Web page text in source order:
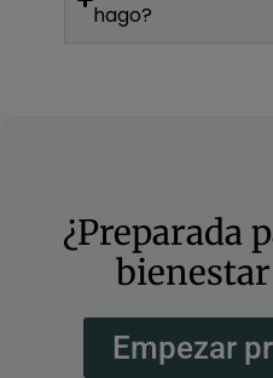
hago?
¿Preparada
bienestar
Empezar